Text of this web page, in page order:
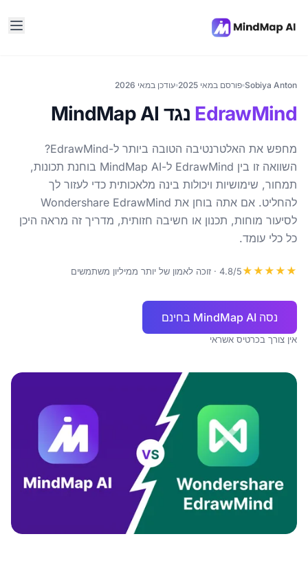
Sobiya Anton פורסם במאי 2025 עודכן במאי 2026
EdrawMind נגד MindMap AI
מחפש את האלטרנטיבה הטובה ביותר ל-EdrawMind?
השוואה זו בין EdrawMind ל-MindMap AI בוחנת תכונות,
תמחור, שימושיות ויכולות בינה מלאכותית כדי לעזור לך
להחליט. אם אתה בוחן את Wondershare EdrawMind
לסיעור מוחות, תכנון או חשיבה חזותית, מדריך זה מראה היכן
כל כלי עומד.
★★★★★4.8/5 · זוכה לאמון של יותר ממיליון משתמשים
נסה MindMap AI בחינם
אין צורך בכרטיס אשראי